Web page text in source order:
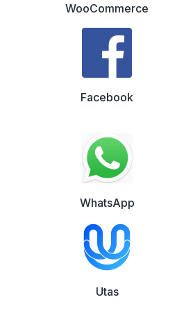
WooCommerce
Facebook
WhatsApp
Utas